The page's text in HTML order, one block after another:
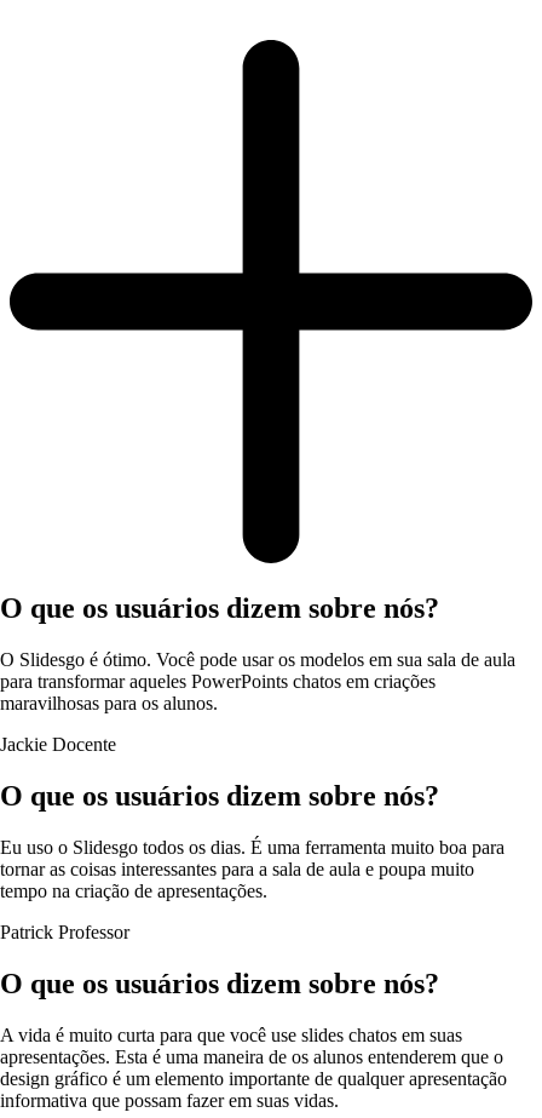
O que os usuários dizem sobre nós?
O Slidesgo é ótimo. Você pode usar os modelos em sua sala de aula
para transformar aqueles PowerPoints chatos em criações
maravilhosas para os alunos.
Jackie Docente
O que os usuários dizem sobre nós?
Eu uso o Slidesgo todos os dias. É uma ferramenta muito boa para
tornar as coisas interessantes para a sala de aula e poupa muito
tempo na criação de apresentações.
Patrick Professor
O que os usuários dizem sobre nós?
A vida é muito curta para que você use slides chatos em suas
apresentações. Esta é uma maneira de os alunos entenderem que o
design gráfico é um elemento importante de qualquer apresentação
informativa que possam fazer em suas vidas.